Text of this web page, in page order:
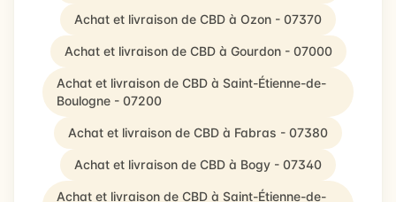
Achat et livraison de CBD à Ozon - 07370
Achat et livraison de CBD à Gourdon - 07000
Achat et livraison de CBD à Saint-Étienne-de-
Boulogne - 07200
Achat et livraison de CBD à Fabras - 07380
Achat et livraison de CBD à Bogy - 07340
Achat et livraison de CBD à Saint-Étienne-de-